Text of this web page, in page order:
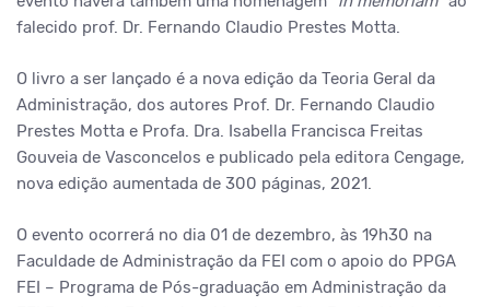
falecido prof. Dr. Fernando Claudio Prestes Motta.
O livro a ser lançado é a nova edição da Teoria Geral da
Administração, dos autores Prof. Dr. Fernando Claudio
Prestes Motta e Profa. Dra. Isabella Francisca Freitas
Gouveia de Vasconcelos e publicado pela editora Cengage,
nova edição aumentada de 300 páginas, 2021.
O evento ocorrerá no dia 01 de dezembro, às 19h30 na
Faculdade de Administração da FEI com o apoio do PPGA
FEI – Programa de Pós-graduação em Administração da